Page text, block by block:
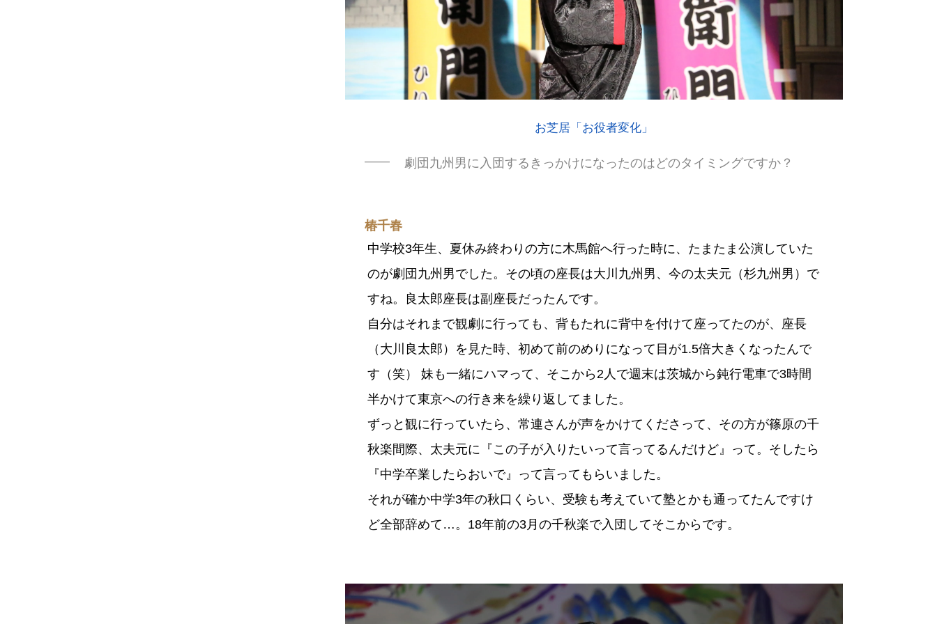
お芝居「お役者変化」
劇団九州男に入団するきっかけになったのはどのタイミングですか？
椿千春
中学校3年生、夏休み終わりの方に木馬館へ行った時に、たまたま公演していた
のが劇団九州男でした。その頃の座長は大川九州男、今の太夫元（杉九州男）で
すね。良太郎座長は副座長だったんです。
自分はそれまで観劇に行っても、背もたれに背中を付けて座ってたのが、座長
（大川良太郎）を見た時、初めて前のめりになって目が1.5倍大きくなったんで
す（笑） 妹も一緒にハマって、そこから2人で週末は茨城から鈍行電車で3時間
半かけて東京への行き来を繰り返してました。
ずっと観に行っていたら、常連さんが声をかけてくださって、その方が篠原の千
秋楽間際、太夫元に『この子が入りたいって言ってるんだけど』って。そしたら
『中学卒業したらおいで』って言ってもらいました。
それが確か中学3年の秋口くらい、受験も考えていて塾とかも通ってたんですけ
ど全部辞めて…。18年前の3月の千秋楽で入団してそこからです。